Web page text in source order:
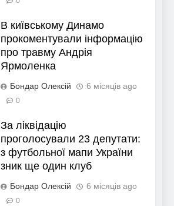
В київському Динамо
прокоментували інформацію
про травму Андрія
Ярмоленка
Бондар Олексій 6 місяців ago
0
За ліквідацію
проголосували 23 депутати:
з футбольної мапи України
зник ще один клуб
Бондар Олексій 6 місяців ago
0